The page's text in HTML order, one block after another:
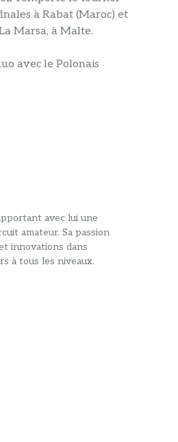
à Rabat (Maroc) et
Marsa, à Malte.
avec le Polonais
avec lui une
amateur. Sa passion
innovations dans
à tous les niveaux.